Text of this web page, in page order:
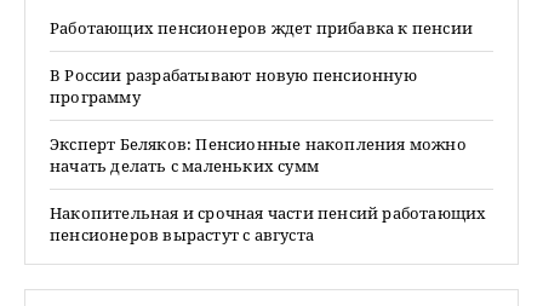
Работающих пенсионеров ждет прибавка к пенсии
В России разрабатывают новую пенсионную
программу
Эксперт Беляков: Пенсионные накопления можно
начать делать с маленьких сумм
Накопительная и срочная части пенсий работающих
пенсионеров вырастут с августа